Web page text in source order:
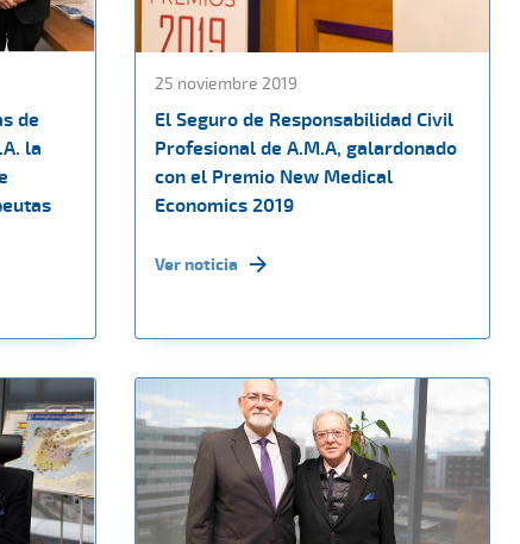
de
la
25 noviembre 2019
El Seguro de Responsabilidad Civil
Profesional de A.M.A, galardonado
con el Premio New Medical
Economics 2019
Ver noticia